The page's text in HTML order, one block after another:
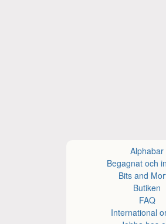
Alphabar
Begagnat och
Bits and
Butiken
FAQ
International